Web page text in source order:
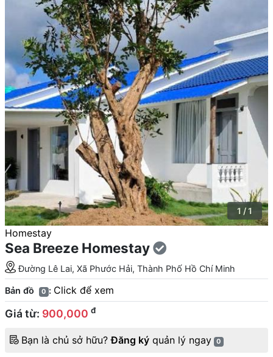
1 / 1
Homestay
Sea Breeze Homestay
Đường Lê Lai, Xã Phước Hải, Thành Phố Hồ Chí Minh
Bản đồ 0 : Click để xem
Giá từ: 900,000 đ
Bạn là chủ sở hữu?Đăng ký quản lý ngay 0